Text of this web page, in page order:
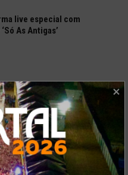
live especial com
As Antigas’
site?